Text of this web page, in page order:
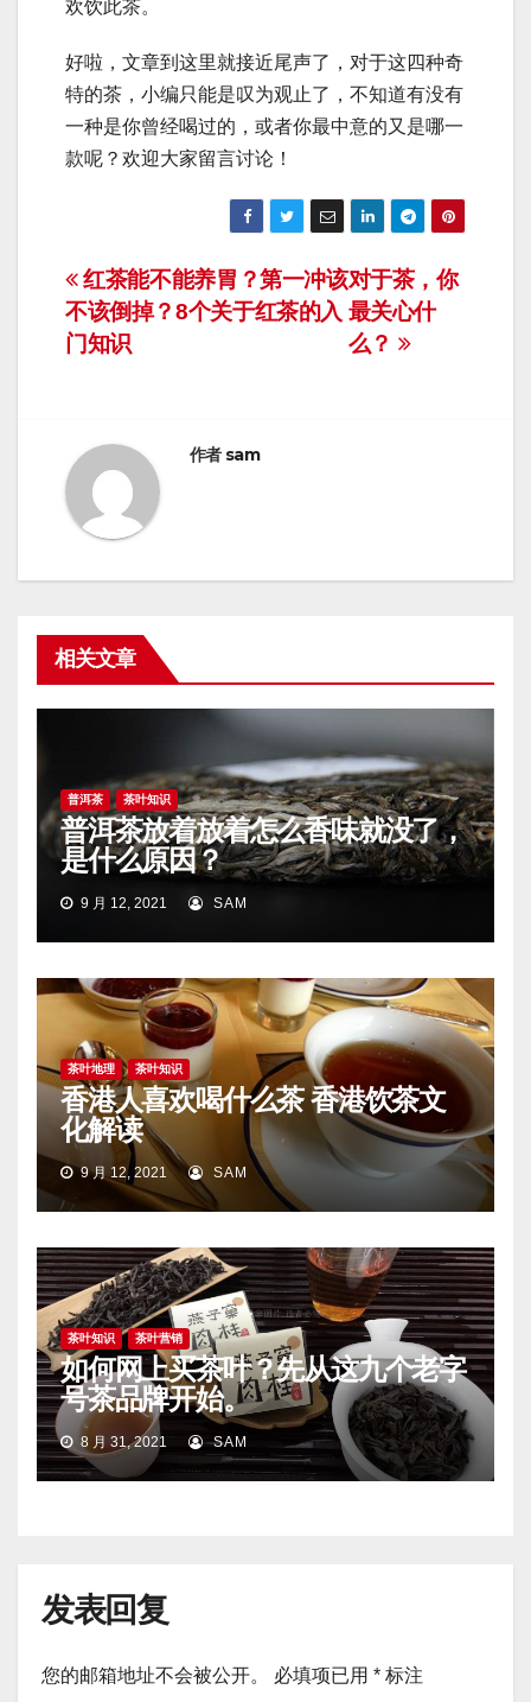
欢饮此茶。
好啦，文章到这里就接近尾声了，对于这四种奇
特的茶，小编只能是叹为观止了，不知道有没有
一种是你曾经喝过的，或者你最中意的又是哪一
款呢？欢迎大家留言讨论！
文
章
航
对于茶，你
最关心什
么？
红茶能不能养胃？第一冲该
不该倒掉？8个关于红茶的入
门知识
作者 sam
相关文章
普洱茶 茶叶知识
普洱茶放着放着怎么香味就没了，
是什么原因？
9 月 12, 2021 SAM
茶叶地理 茶叶知识
香港人喜欢喝什么茶 香港饮茶文
化解读
9 月 12, 2021 SAM
茶叶知识 茶叶营销
如何网上买茶叶？先从这九个老字
号茶品牌开始。
8 月 31, 2021 SAM
发表回复
您的邮箱地址不会被公开。 必填项已用 * 标注